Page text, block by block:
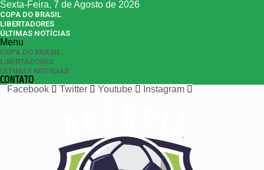
Sexta-Feira, 7 de Agosto de 2026
COPA DO BRASIL
LIBERTADORES
ÚLTIMAS NOTÍCIAS
Menu
COPA DO BRASIL
LIBERTADORES
ÚLTIMAS NOTÍCIAS
CONTATO
Facebook
Twitter Youtube Instagram